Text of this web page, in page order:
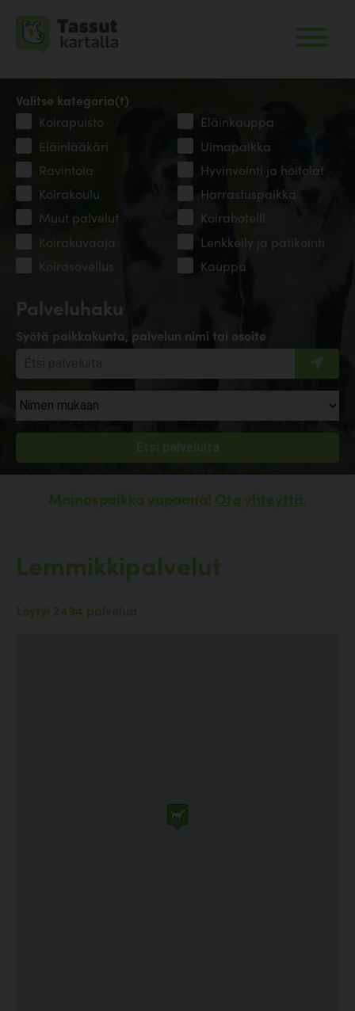
Palveluhaku
Syötä paikkakunta, palvelun nimi tai osoite
Valitse kategoria(t)
Koirapuisto
Eläinkauppa
Eläinlääkäri
Uimapaikka
Ravintola
Hyvinvointi ja hoitolat
Koirakoulu
Harrastuspaikka
Muut palvelut
Koirahotelli
Koirakuvaaja
Lenkkeily ja patikointi
Koirasovellus
Kauppa
Mainospaikka vapaana! Ota yhteyttä.
Lemmikkipalvelut
Löytyi 2494 palvelua